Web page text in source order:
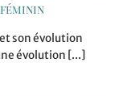
son évolution
évolution [...]